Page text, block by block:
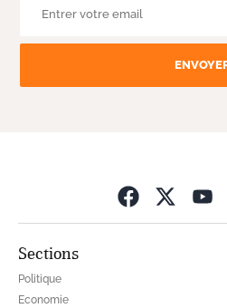
Sections
Politique
Economie